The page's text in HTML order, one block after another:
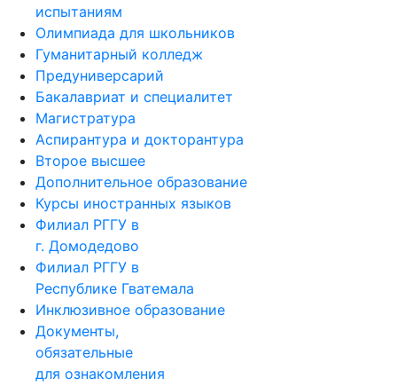
испытаниям
Олимпиада для школьников
Гуманитарный колледж
Предуниверсарий
Бакалавриат и специалитет
Магистратура
Аспирантура и докторантура
Второе высшее
Дополнительное образование
Курсы иностранных языков
Филиал РГГУ в
г. Домодедово
Филиал РГГУ в
Республике Гватемала
Инклюзивное образование
Документы,
обязательные
для ознакомления